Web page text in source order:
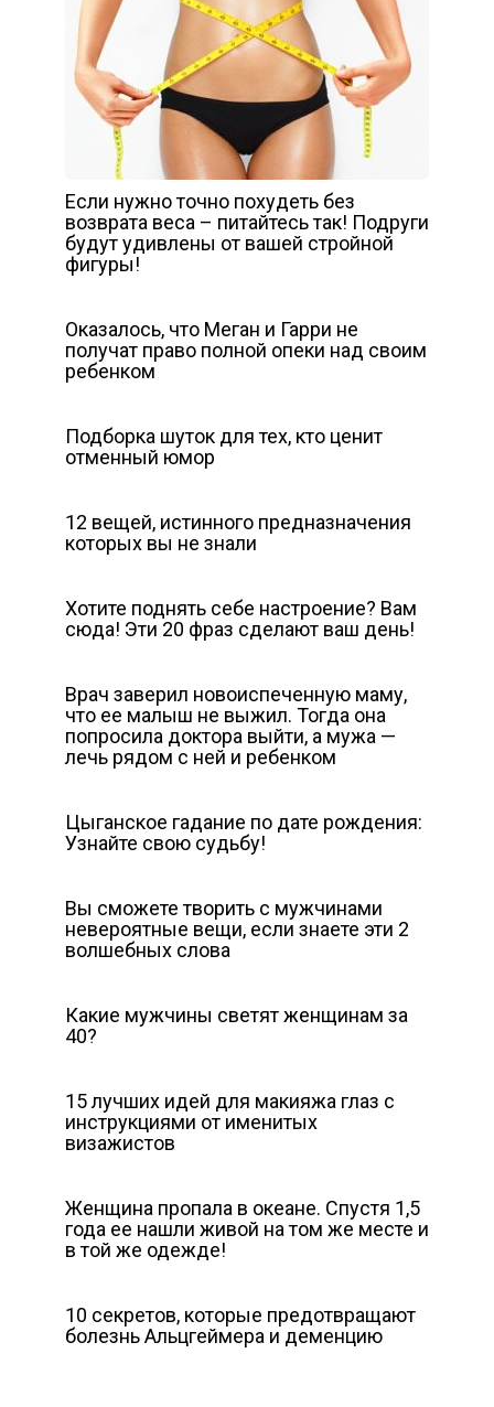
Если нужно точно похудеть без
возврата веса – питайтесь так! Подруги
будут удивлены от вашей стройной
фигуры!
Оказалось, что Меган и Гарри не
получат право полной опеки над своим
ребенком
Подборка шуток для тех, кто ценит
отменный юмор
12 вещей, истинного предназначения
которых вы не знали
Хотите поднять себе настроение? Вам
сюда! Эти 20 фраз сделают ваш день!
Врач заверил новоиспеченную маму,
что ее малыш не выжил. Тогда она
попросила доктора выйти, а мужа —
лечь рядом с ней и ребенком
Цыганское гадание по дате рождения:
Узнайте свою судьбу!
Вы сможете творить с мужчинами
невероятные вещи, если знаете эти 2
волшебных слова
Какие мужчины светят женщинам за
40?
15 лучших идей для макияжа глаз с
инструкциями от именитых
визажистов
Женщина пропала в океане. Спустя 1,5
года ее нашли живой на том же месте и
в той же одежде!
10 секретов, которые предотвращают
болезнь Альцгеймера и деменцию